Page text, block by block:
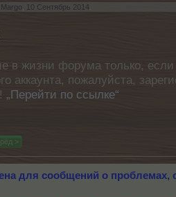
Margo 10 Сентябрь 2014
в жизни форума только,
аккаунта, пожалуйста,
„Перейти по ссылке“
>
для сообщений о проблемах,